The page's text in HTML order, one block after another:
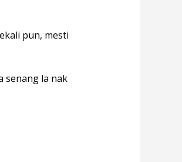
pun, mesti
senang la nak